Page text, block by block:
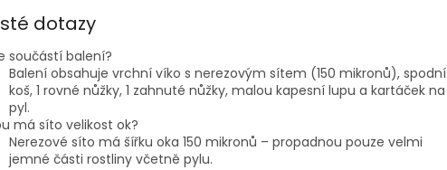
dotazy
součástí balení?
Balení obsahuje vrchní víko s nerezovým sítem (150 mikronů), spodní
koš, 1 rovné nůžky, 1 zahnuté nůžky, malou kapesní lupu a kartáček na
pyl.
má síto velikost ok?
Nerezové síto má šířku oka 150 mikronů – propadnou pouze velmi
jemné části rostliny včetně pylu.